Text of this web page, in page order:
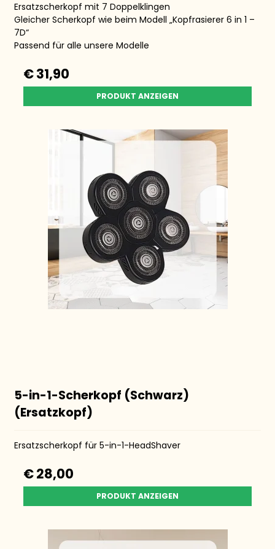
Ersatzscherkopf mit 7 Doppelklingen
Gleicher Scherkopf wie beim Modell „Kopfrasierer 6 in 1 –
7D“
Passend für alle unsere Modelle
€ 31,90
PRODUKT ANZEIGEN
5-in-1-Scherkopf (Schwarz)
(Ersatzkopf)
Ersatzscherkopf für 5-in-1-HeadShaver
€ 28,00
PRODUKT ANZEIGEN